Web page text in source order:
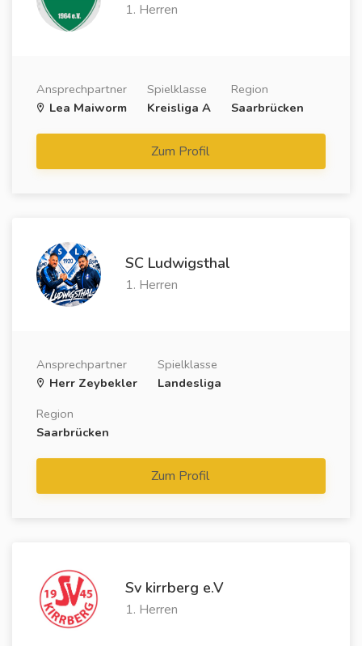
1. Herren
Ansprechpartner
Lea Maiworm
Spielklasse
Kreisliga A
Region
Saarbrücken
Zum Profil
SC Ludwigsthal
1. Herren
Ansprechpartner
Herr Zeybekler
Spielklasse
Landesliga
Region
Saarbrücken
Zum Profil
Sv kirrberg e.V
1. Herren